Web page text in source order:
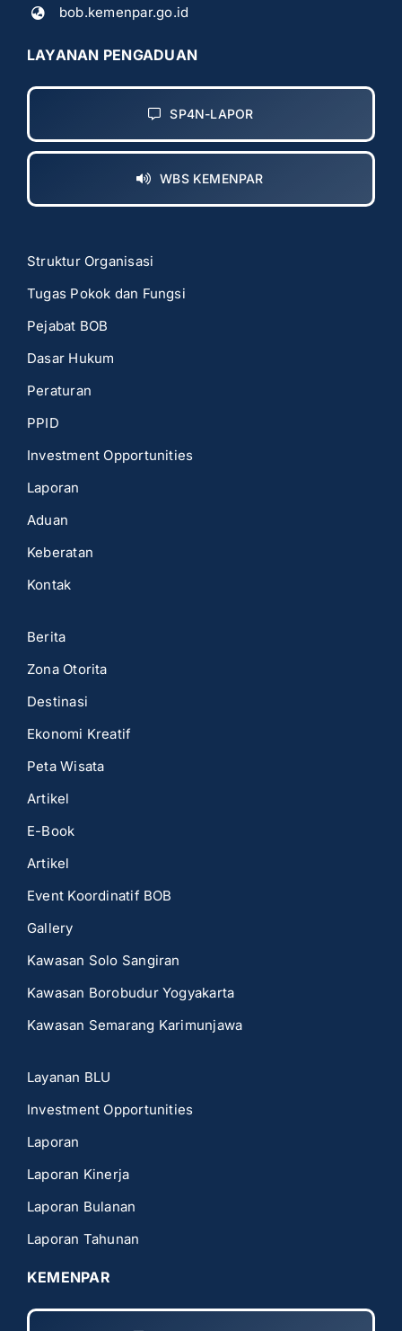
bob.kemenpar.go.id
LAYANAN PENGADUAN
SP4N-LAPOR
WBS KEMENPAR
Struktur Organisasi
Tugas Pokok dan Fungsi
Pejabat BOB
Dasar Hukum
Peraturan
PPID
Investment Opportunities
Laporan
Aduan
Keberatan
Kontak
Berita
Zona Otorita
Destinasi
Ekonomi Kreatif
Peta Wisata
Artikel
E-Book
Artikel
Event Koordinatif BOB
Gallery
Kawasan Solo Sangiran
Kawasan Borobudur Yogyakarta
Kawasan Semarang Karimunjawa
Layanan BLU
Investment Opportunities
Laporan
Laporan Kinerja
Laporan Bulanan
Laporan Tahunan
KEMENPAR